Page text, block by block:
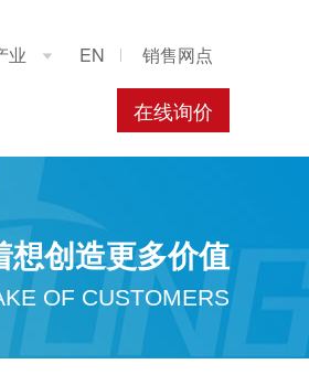
业  EN 销售网点
在线询价
想创造更多价值
OF CUSTOMERS